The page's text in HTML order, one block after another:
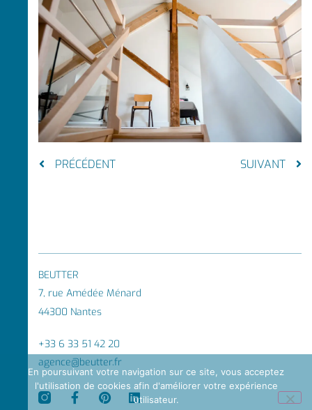
SUIVANT
PRÉCÉDENT
BEUTTER
7, rue Amédée Ménard
44300 Nantes
+33 6 33 51 42 20
agence@beutter.fr
En poursuivant votre navigation sur ce site, vous acceptez
l'utilisation de cookies afin d'améliorer votre expérience
utilisateur.